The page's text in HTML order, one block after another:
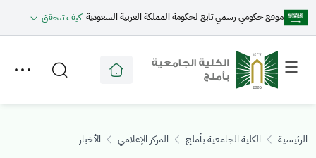
موقع حكومي رسمي تابع لحكومة المملكة العربية السعودية كيف تتحقق
Toggle
menu
Toggle
secondary
menu
الرئيسية الكلية الجامعية بأملج المركز الإعلامي
الأخبار